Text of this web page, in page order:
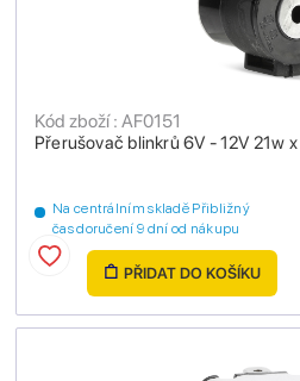
Přerušovač blinkrů 6V - 12V 21w
Kód zboží : AF0151
Na centrálním skladě Přibližný
čas doručení 9 dní od nákupu
PŘIDAT DO KOŠÍKU